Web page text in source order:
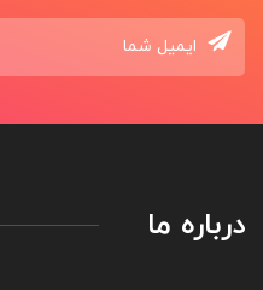
درباره ما